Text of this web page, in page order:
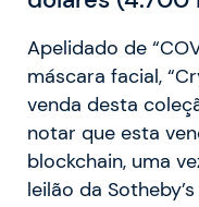
Apelidado de
máscara facial,
venda desta
notar que esta
blockchain, uma
leilão da